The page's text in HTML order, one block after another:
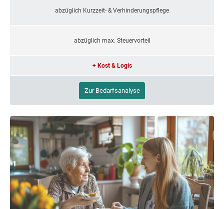
abzüglich Kurzzeit- & Verhinderungspflege
abzüglich max. Steuervorteil
+ Kost & Logis
Zur Bedarfsanalyse